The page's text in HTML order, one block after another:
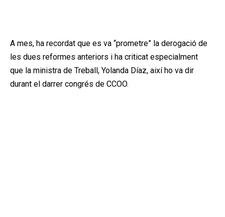
A mes, ha recordat que es va “prometre” la derogació de
les dues reformes anteriors i ha criticat especialment
que la ministra de Treball, Yolanda Díaz, així ho va dir
durant el darrer congrés de CCOO.